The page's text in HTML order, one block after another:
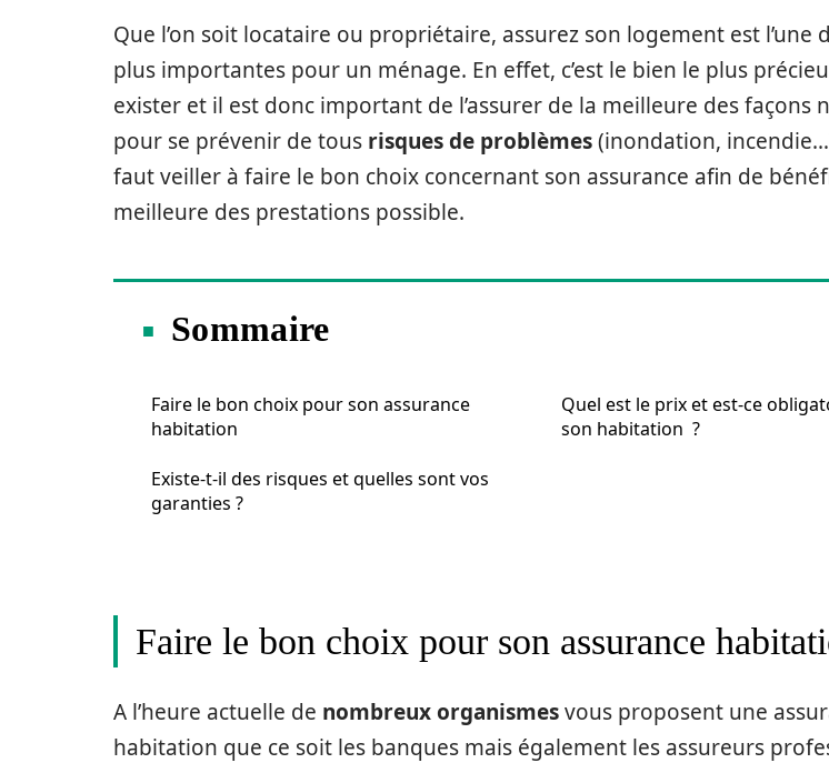
Que l’on soit locataire ou propriétaire, assurez son logement est l’une
plus importantes pour un ménage. En effet, c’est le bien le plus
exister et il est donc important de l’assurer de la meilleure des façons
pour se prévenir de tous risques de problèmes(inondation,
faut veiller à faire le bon choix concernant son assurance afin de
meilleure des prestations possible.
Sommaire
Faire le bon choix pour son assurance
habitation
Existe-t-il des risques et quelles sont vos
garanties ?
Quel est le prix et est-ce
son habitation ?
Faire le bon choix pour son assurance
A l’heure actuelle de nombreux organismesvous proposent une
habitation que ce soit les banques mais également les assureurs